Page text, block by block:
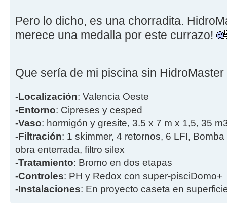
Pero lo dicho, es una chorradita.
merece una medalla por este currazo!
Que sería de mi piscina sin
-Localización: Valencia Oeste
-Entorno: Cipreses y cesped
-Vaso: hormigón y gresite, 3.5 x 7 m x 1,5, 35
-Filtración: 1 skimmer, 4 retornos, 6 LFI,
obra enterrada, filtro silex
-Tratamiento: Bromo en dos etapas
-Controles: PH y Redox con super-pisciDomo+
-Instalaciones: En proyecto caseta en